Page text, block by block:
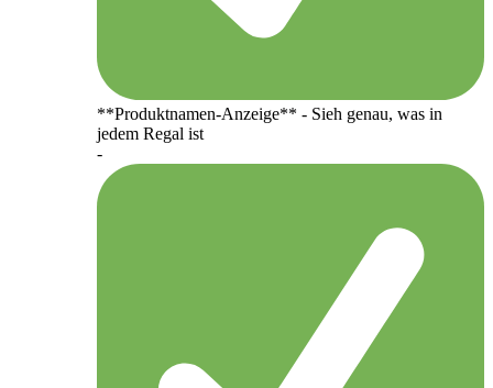
**Produktnamen-Anzeige** - Sieh genau, was in
jedem Regal ist
-